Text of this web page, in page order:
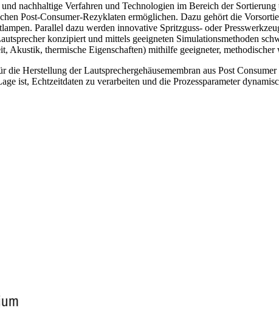
nachhaltige Verfahren und Technologien im Bereich der
Post-Consumer-Rezyklaten ermöglichen. Dazu gehört die
Parallel dazu werden innovative Spritzguss- oder
konzipiert und mittels geeigneten Simulationsmethoden
Akustik, thermische Eigenschaften) mithilfe geeigneter, methodischer
Herstellung der Lautsprechergehäusemembran aus Post
ist, Echtzeitdaten zu verarbeiten und die Prozessparameter